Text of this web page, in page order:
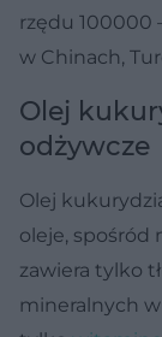
rzędu 100000
w Chinach,
Olej
odżywcze
Olej
oleje, spośród
zawiera tylko
mineralnych